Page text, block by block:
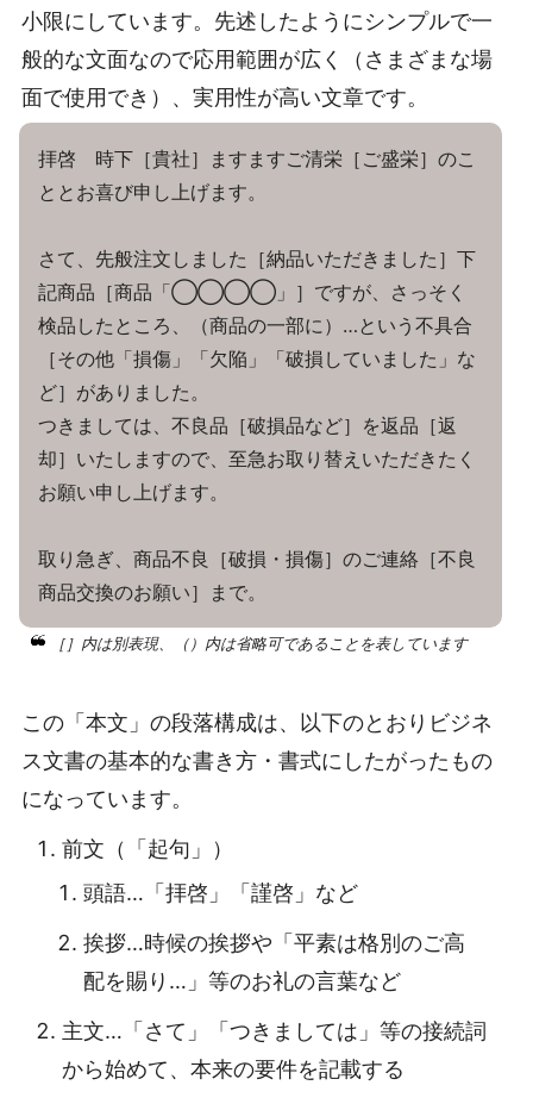
小限にしています。先述したようにシンプルで一
般的な文面なので応用範囲が広く（さまざまな場
面で使用でき）、実用性が高い文章です。
拝啓 時下［貴社］ますますご清栄［ご盛栄］のこ
ととお喜び申し上げます。
さて、先般注文しました［納品いただきました］下
記商品［商品「◯◯◯◯」］ですが、さっそく
検品したところ、（商品の一部に）…という不具合
［その他「損傷」「欠陥」「破損していました」な
ど］がありました。
つきましては、不良品［破損品など］を返品［返
却］いたしますので、至急お取り替えいただきたく
お願い申し上げます。
取り急ぎ、商品不良［破損・損傷］のご連絡［不良
商品交換のお願い］まで。
［］内は別表現、（）内は省略可であることを表しています
この「本文」の段落構成は、以下のとおりビジネ
ス文書の基本的な書き方・書式にしたがったもの
になっています。
前文（「起句」）
頭語…「拝啓」「謹啓」など
挨拶…時候の挨拶や「平素は格別のご高
配を賜り…」等のお礼の言葉など
主文…「さて」「つきましては」等の接続詞
から始めて、本来の要件を記載する